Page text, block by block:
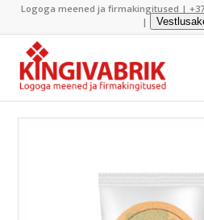
Logoga meened ja firmakingitused |
|